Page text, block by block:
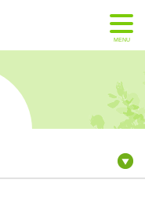
MENU